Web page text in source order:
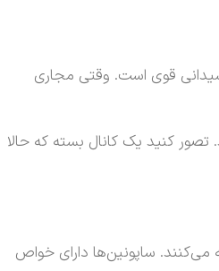
قوی است. وقتی مجاری
کنید یک کانال بسته که حالا
می‌کنند. ساپونین‌ها دارای خواص